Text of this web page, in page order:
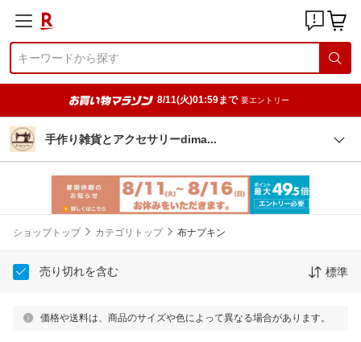
8/11(火)01:59まで 要エントリー
手作り雑貨とアクセサリーdima
ショップトップ カテゴリトップ 布ナプキン
売り切れを含む 標準
価格や送料は、商品のサイズや色によって異なる場合があります。